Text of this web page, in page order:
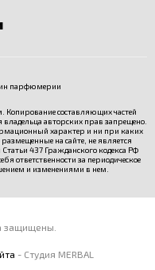
парфюмерии
составляющих частей
авторских прав запрещено.
характер и ни при каких
на сайте, не является
437 Гражданского кодекса РФ
ответственности за периодическое
и изменениями в нем.
защищены.
- Студия MERBAL